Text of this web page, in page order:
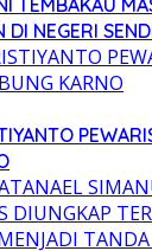
TEMBAKAU
DI NEGERI